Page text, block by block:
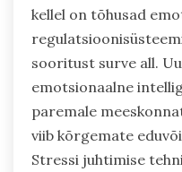
kellel on tõhusad
sooritust surve all.
emotsionaalne
paremale
viib kõrgemate
Stressi juhtimise